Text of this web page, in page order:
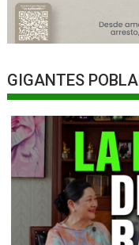
GIGANTES